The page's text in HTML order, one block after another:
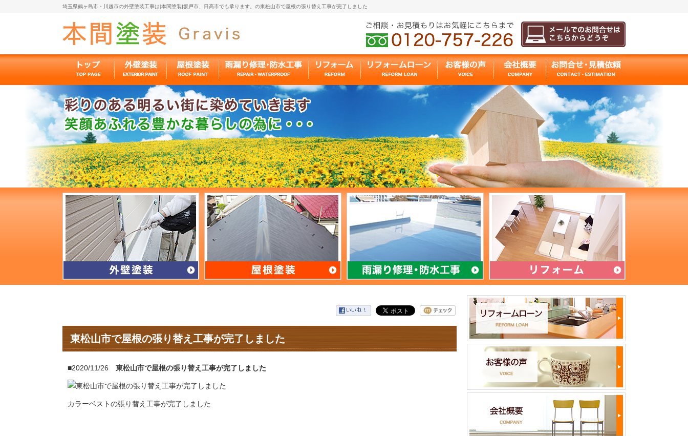
埼玉県鶴ヶ島市・川越市の外壁塗装工事は[本間塗装]坂戸市、日高市でも承ります。の東松山市で屋根の張り替え工事が完了しました
東松山市で屋根の張り替え工事が完了しました
■2020/11/26 東松山市で屋根の張り替え工事が完了しました
カラーベストの張り替え工事が完了しました